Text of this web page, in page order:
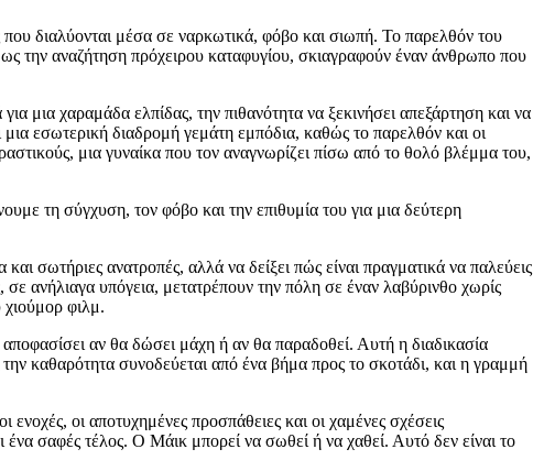
που διαλύονται μέσα σε ναρκωτικά, φόβο και σιωπή. Το παρελθόν του
την αναζήτηση πρόχειρου καταφυγίου, σκιαγραφούν έναν άνθρωπο που
μια χαραμάδα ελπίδας, την πιθανότητα να ξεκινήσει απεξάρτηση και να
εσωτερική διαδρομή γεμάτη εμπόδια, καθώς το παρελθόν και οι
μια γυναίκα που τον αναγνωρίζει πίσω από το θολό βλέμμα του,
τη σύγχυση, τον φόβο και την επιθυμία του για μια δεύτερη
σωτήριες ανατροπές, αλλά να δείξει πώς είναι πραγματικά να παλεύεις
ανήλιαγα υπόγεια, μετατρέπουν την πόλη σε έναν λαβύρινθο χωρίς
φιλμ.
αν θα δώσει μάχη ή αν θα παραδοθεί. Αυτή η διαδικασία
καθαρότητα συνοδεύεται από ένα βήμα προς το σκοτάδι, και η γραμμή
οι αποτυχημένες προσπάθειες και οι χαμένες σχέσεις
σαφές τέλος. Ο Μάικ μπορεί να σωθεί ή να χαθεί. Αυτό δεν είναι το